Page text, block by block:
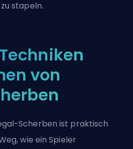
stapeln.
von
Scherben ist praktisch
wie ein Spieler